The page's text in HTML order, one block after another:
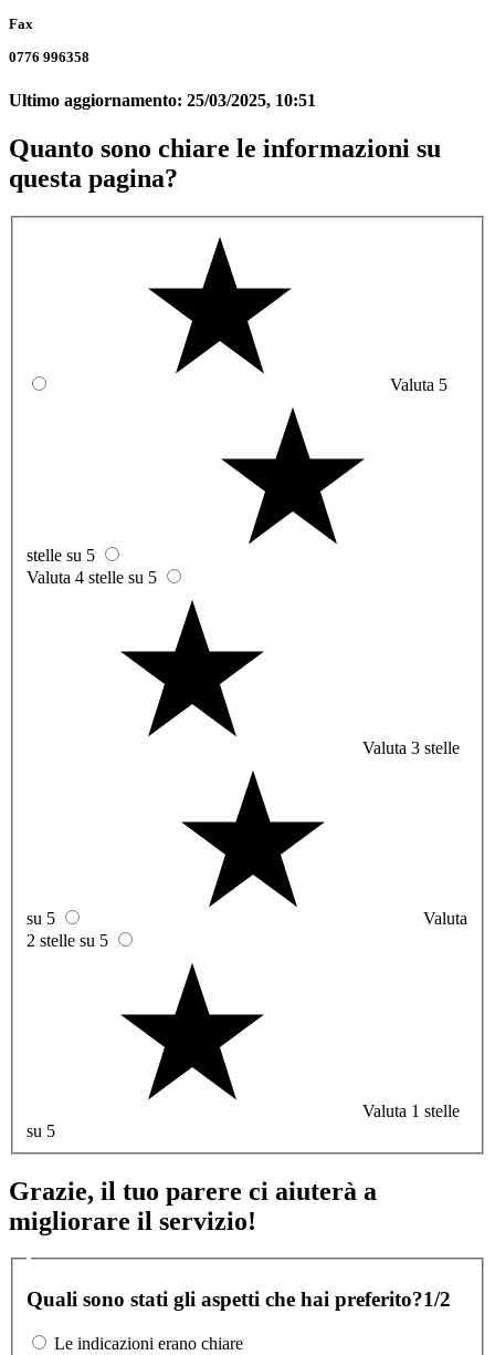
Fax
0776 996358
Ultimo aggiornamento: 25/03/2025, 10:51
Quanto sono chiare le informazioni su
questa pagina?
Valuta 5
stelle su 5
Valuta 4 stelle su 5
Valuta 3 stelle
su 5
Valuta
2 stelle su 5
Valuta 1 stelle
su 5
Grazie, il tuo parere ci aiuterà a
migliorare il servizio!
Quali sono stati gli aspetti che hai preferito?1/2
Le indicazioni erano chiare